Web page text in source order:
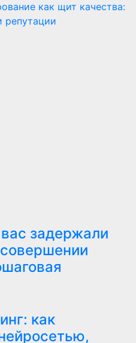
как щит качества:
репутации
задержали
как